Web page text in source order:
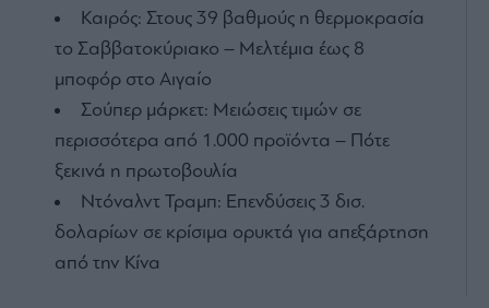
Καιρός: Στους 39 βαθμούς η θερμοκρασία
το Σαββατοκύριακο – Μελτέμια έως 8
μποφόρ στο Αιγαίο
Σούπερ μάρκετ: Μειώσεις τιμών σε
περισσότερα από 1.000 προϊόντα – Πότε
ξεκινά η πρωτοβουλία
Ντόναλντ Τραμπ: Επενδύσεις 3 δισ.
δολαρίων σε κρίσιμα ορυκτά για απεξάρτηση
από την Κίνα